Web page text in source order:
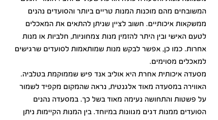
המשובחים מהם מוכנות המנות טריים ביותר והסועדים נהנים
ממשקאות איכותיים. חשוב לציין שניתן להתאים את המאכלים
לטעם האישי ובין היתר להזמין מנות צמחוניות, חלביות או מנות
אחרות. כמו כן, אפשר לבקש מנות שמותאמות לסועדים שרגישים
למאכלים מסוימים.
מסעדה איכותית אחרת היא אוליב אנד פיש שממוקמת בטלביה.
האווירה במסעדה מאוד אלגנטית, נראה שהמקום מקפיד לשמור
על פשטות והתחושה נעימה מאוד בשל כך. במסעדה נהנים
הסועדים ממנות דגים מגוונות במיוחד. בין המנות הקיימות ניתן